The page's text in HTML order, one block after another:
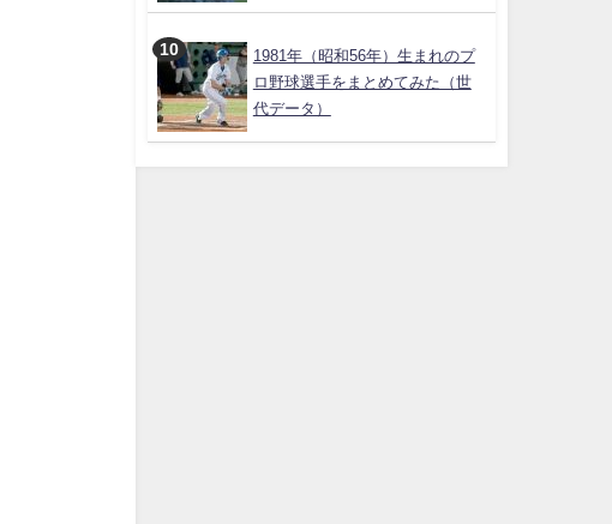
1981年（昭和56年）生まれのプ
ロ野球選手をまとめてみた（世
代データ）